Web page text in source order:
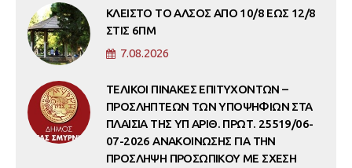
ΚΛΕΙΣΤΟ ΤΟ ΑΛΣΟΣ ΑΠΟ 10/8 ΕΩΣ 12/8
ΣΤΙΣ 6ΠΜ
7.08.2026
ΤΕΛΙΚΟΙ ΠΙΝΑΚΕΣ ΕΠΙΤΥΧΟΝΤΩΝ –
ΠΡΟΣΛΗΠΤΕΩΝ ΤΩΝ ΥΠΟΨΗΦΙΩΝ ΣΤΑ
ΠΛΑΙΣΙΑ ΤΗΣ ΥΠ ΑΡΙΘ. ΠΡΩΤ. 25519/06-
07-2026 ΑΝΑΚΟΙΝΩΣΗΣ ΓΙΑ ΤΗΝ
ΠΡΟΣΛΗΨΗ ΠΡΟΣΩΠΙΚΟΥ ΜΕ ΣΧΕΣΗ